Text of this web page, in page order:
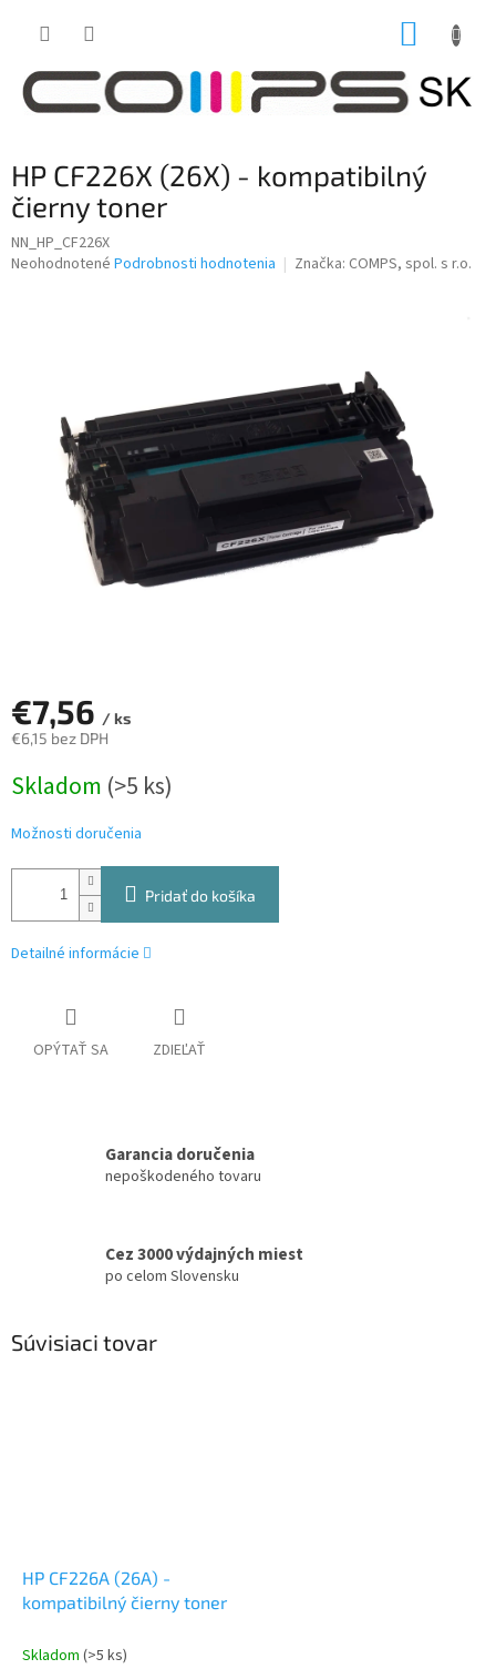
HP CF226X (26X) - kompatibilný
čierny toner
NN_HP_CF226X
Priemerné
hviezdičiek.
Neohodnotené Podrobnosti hodnotenia Značka: COMPS, spol. s r.o.
€7,56 / ks
€6,15 bez DPH
cena:
Skladom (>5 ks)
Možnosti doručenia
Pridať do košíka
Detailné informácie
OPÝTAŤ SA ZDIEĽAŤ
Garancia doručenia
nepoškodeného tovaru
Cez 3000 výdajných miest
po celom Slovensku
Súvisiaci tovar
HP CF226A (26A) -
kompatibilný čierny toner
Skladom (>5 ks)